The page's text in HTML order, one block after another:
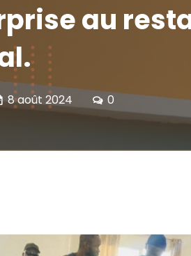
au
8 août 2024 0